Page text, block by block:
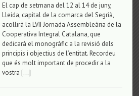
El cap de setmana del 12 al 14 de juny,
Lleida, capital de la comarca del Segrià,
acollirà la LVII Jornada Assembleària de la
Cooperativa Integral Catalana, que
dedicarà el monogràfic a la revisió dels
principis i objectius de l’entitat. Recordeu
que és molt important de procedir a la
vostra […]